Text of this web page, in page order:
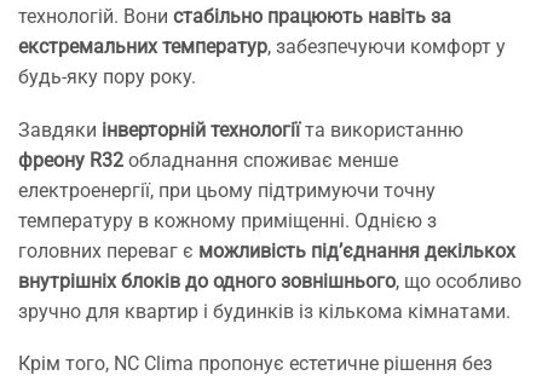
технологій. Вони стабільно працюють навіть за
екстремальних температур, забезпечуючи комфорт у
будь-яку пору року.
Завдяки інверторній технологіїта використанню
фреону R32 обладнання споживає менше
електроенергії, при цьому підтримуючи точну
температуру в кожному приміщенні. Однією з
головних переваг є можливість під’єднання декількох
внутрішніх блоків до одного зовнішнього, що особливо
зручно для квартир і будинків із кількома кімнатами.
Крім того, NC Clima пропонує естетичне рішення без